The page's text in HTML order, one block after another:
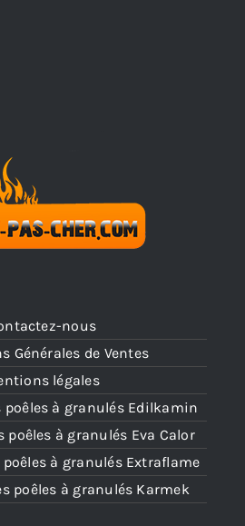
nous
Générales de Ventes
légales
poêles à granulés Edilkamin
poêles à granulés Eva Calor
poêles à granulés Extraflame
poêles à granulés Karmek